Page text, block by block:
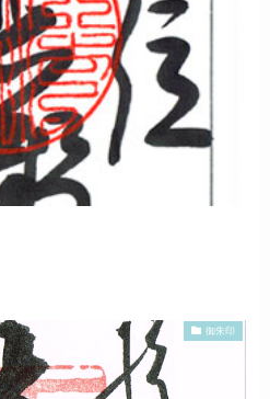
御朱印